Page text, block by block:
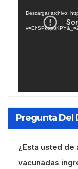
Descargar archivo:
Pregunta Del
¿Esta usted
vacunadas